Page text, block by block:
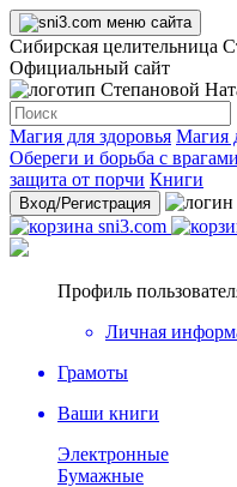
Сибирская целительница
Официальный сайт
Магия для здоровья Магия
Обереги и борьба с врагами
защита от порчи Книги
Вход/Регистрация
Профиль
Личная
Грамоты
Ваши книги
Электронные
Бумажные